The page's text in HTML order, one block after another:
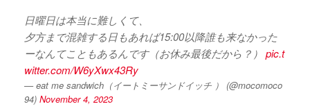
日曜日は本当に難しくて、
夕方まで混雑する日もあれば15:00以降誰も来なかった
ーなんてこともあるんです（お休み最後だから？） pic.t
witter.com/W6yXwx43Ry
— eat me sandwich（イートミーサンドイッチ ） (@mocomoco
94) November 4, 2023